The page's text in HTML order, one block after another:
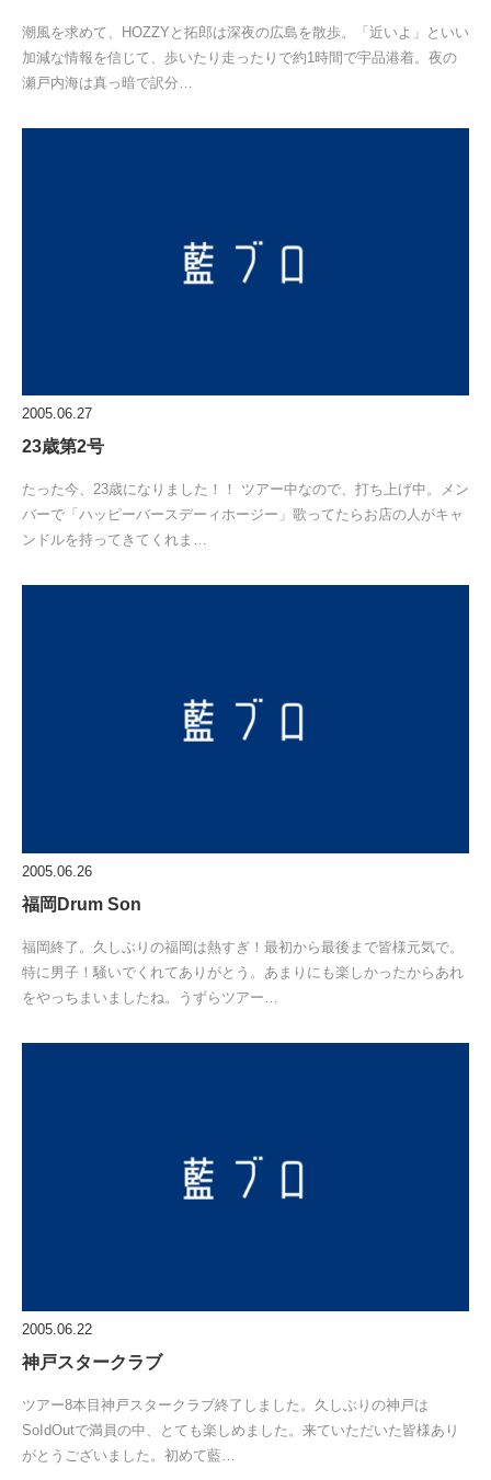
潮風を求めて、HOZZYと拓郎は深夜の広島を散歩。「近いよ」といい
加減な情報を信じて、歩いたり走ったりで約1時間で宇品港着。夜の
瀬戸内海は真っ暗で訳分…
2005.06.27
23歳第2号
たった今、23歳になりました！！ ツアー中なので、打ち上げ中。メン
バーで「ハッピーバースデーィホージー」歌ってたらお店の人がキャ
ンドルを持ってきてくれま…
2005.06.26
福岡Drum Son
福岡終了。久しぶりの福岡は熱すぎ！最初から最後まで皆様元気で。
特に男子！騒いでくれてありがとう。あまりにも楽しかったからあれ
をやっちまいましたね。うずらツアー…
2005.06.22
神戸スタークラブ
ツアー8本目神戸スタークラブ終了しました。久しぶりの神戸は
SoIdOutで満員の中、とても楽しめました。来ていただいた皆様あり
がとうございました。初めて藍…